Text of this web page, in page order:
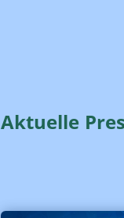
Aktuelle